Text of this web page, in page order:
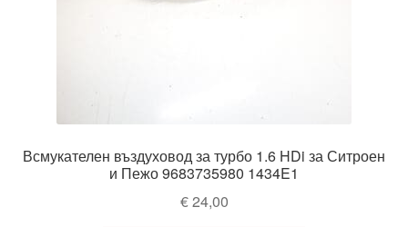
Всмукателен въздуховод за турбо 1.6 HDi за Ситроен
и Пежо 9683735980 1434E1
€24,00